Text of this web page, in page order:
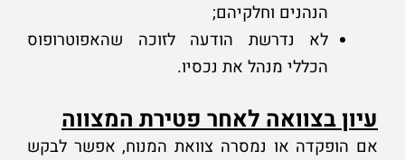
הנהנים וחלקיהם;
לא נדרשת הודעה לזוכה שהאפוטרופוס
הכללי מנהל את נכסיו.
עיון בצוואה לאחר פטירת המצווה
אם הופקדה או נמסרה צוואת המנוח, אפשר לבקש